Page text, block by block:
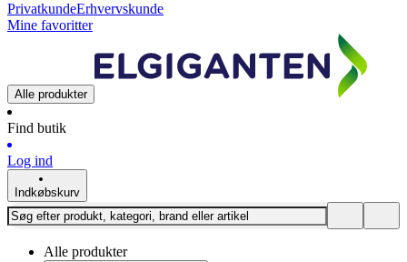
PrivatkundeErhvervskunde
Mine favoritter
Alle produkter
Find butik
Log ind
Indkøbskurv
Alle produkter